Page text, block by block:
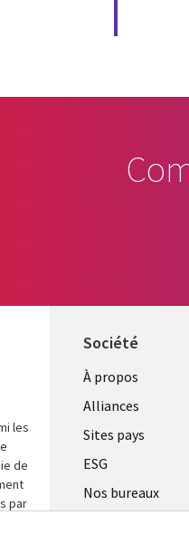
les
de
par
Société
À propos
Alliances
Sites pays
ESG
Nos bureaux